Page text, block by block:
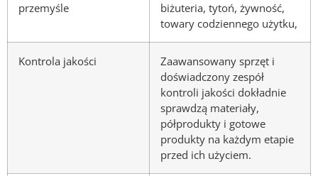
przemyśle
biżuteria, tytoń, żywność,
towary codziennego użytku,
Kontrola jakości
Zaawansowany sprzęt i
doświadczony zespół
kontroli jakości dokładnie
sprawdzą materiały,
półprodukty i gotowe
produkty na każdym etapie
przed ich użyciem.